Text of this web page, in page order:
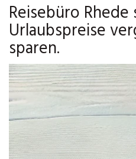
Reisebüro
Urlaubspreise
sparen.